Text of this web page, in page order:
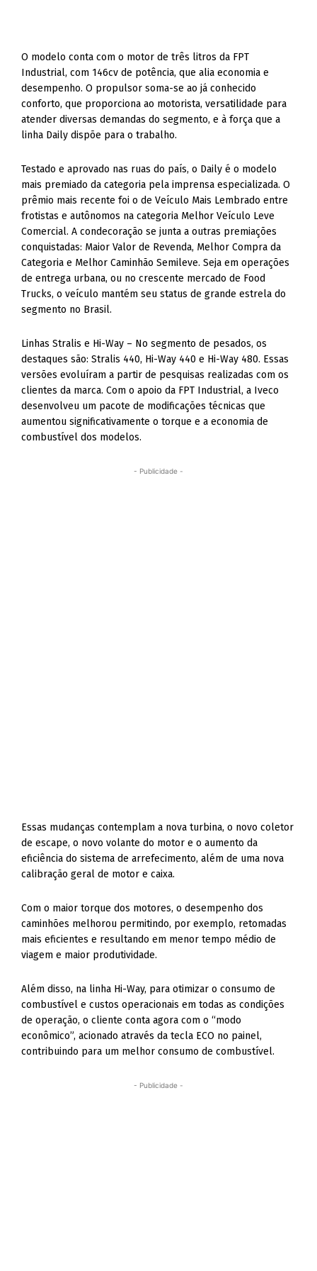
O modelo conta com o motor de três litros da FPT
Industrial, com 146cv de potência, que alia economia e
desempenho. O propulsor soma-se ao já conhecido
conforto, que proporciona ao motorista, versatilidade para
atender diversas demandas do segmento, e à força que a
linha Daily dispõe para o trabalho.
Testado e aprovado nas ruas do país, o Daily é o modelo
mais premiado da categoria pela imprensa especializada. O
prêmio mais recente foi o de Veículo Mais Lembrado entre
frotistas e autônomos na categoria Melhor Veículo Leve
Comercial. A condecoração se junta a outras premiações
conquistadas: Maior Valor de Revenda, Melhor Compra da
Categoria e Melhor Caminhão Semileve. Seja em operações
de entrega urbana, ou no crescente mercado de Food
Trucks, o veículo mantém seu status de grande estrela do
segmento no Brasil.
Linhas Stralis e Hi-Way – No segmento de pesados, os
destaques são: Stralis 440, Hi-Way 440 e Hi-Way 480. Essas
versões evoluíram a partir de pesquisas realizadas com os
clientes da marca. Com o apoio da FPT Industrial, a Iveco
desenvolveu um pacote de modificações técnicas que
aumentou significativamente o torque e a economia de
combustível dos modelos.
- Publicidade -
Essas mudanças contemplam a nova turbina, o novo coletor
de escape, o novo volante do motor e o aumento da
eficiência do sistema de arrefecimento, além de uma nova
calibração geral de motor e caixa.
Com o maior torque dos motores, o desempenho dos
caminhões melhorou permitindo, por exemplo, retomadas
mais eficientes e resultando em menor tempo médio de
viagem e maior produtividade.
Além disso, na linha Hi-Way, para otimizar o consumo de
combustível e custos operacionais em todas as condições
de operação, o cliente conta agora com o “modo
econômico”, acionado através da tecla ECO no painel,
contribuindo para um melhor consumo de combustível.
- Publicidade -